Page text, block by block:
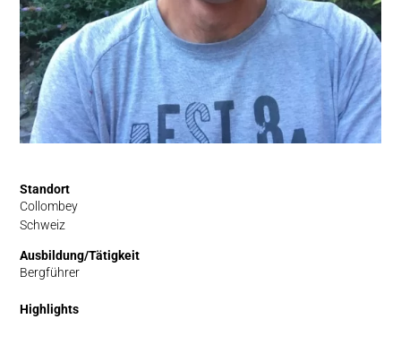
Standort
Collombey
Schweiz
Ausbildung/Tätigkeit
Bergführer
Highlights